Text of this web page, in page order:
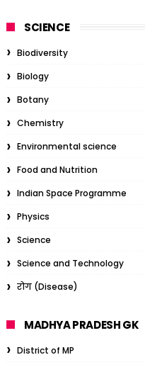
SCIENCE
Biodiversity
Biology
Botany
Chemistry
Environmental science
Food and Nutrition
Indian Space Programme
Physics
Science
Science and Technology
रोग (Disease)
MADHYA PRADESH GK
District of MP